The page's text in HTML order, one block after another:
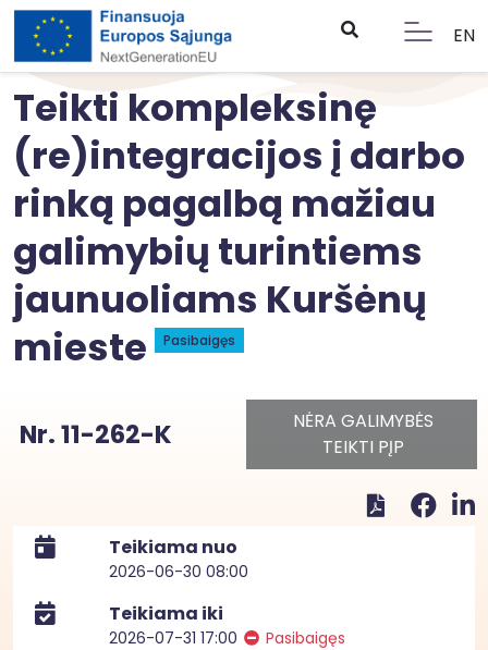
EN
Teikti kompleksinę
(re)integracijos į darbo
rinką pagalbą mažiau
galimybių turintiems
jaunuoliams Kuršėnų
mieste
Pasibaigęs
Nr. 11-262-K
NĖRA GALIMYBĖS
TEIKTI PĮP
Teikiama nuo
2026-06-30 08:00
Teikiama iki
2026-07-31 17:00 Pasibaigęs